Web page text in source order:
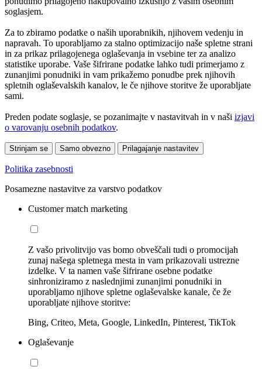
soglasjem.
Za to zbiramo podatke o naših uporabnikih, njihovem vedenju in
napravah. To uporabljamo za stalno optimizacijo naše spletne strani
in za prikaz prilagojenega oglaševanja in vsebine ter za analizo
statistike uporabe. Vaše šifrirane podatke lahko tudi primerjamo z
zunanjimi ponudniki in vam prikažemo ponudbe prek njihovih
spletnih oglaševalskih kanalov, le če njihove storitve že uporabljate
sami.
Preden podate soglasje, se pozanimajte v nastavitvah in v naši izjavi
o varovanju osebnih podatkov.
Strinjam se Samo obvezno Prilagajanje nastavitev
Politika zasebnosti
Posamezne nastavitve za varstvo podatkov
Customer match marketing
Z vašo privolitvijo vas bomo obveščali tudi o promocijah
zunaj našega spletnega mesta in vam prikazovali ustrezne
izdelke. V ta namen vaše šifrirane osebne podatke
sinhroniziramo z naslednjimi zunanjimi ponudniki in
uporabljamo njihove spletne oglaševalske kanale, če že
uporabljate njihove storitve:
Bing, Criteo, Meta, Google, LinkedIn, Pinterest, TikTok
Oglaševanje